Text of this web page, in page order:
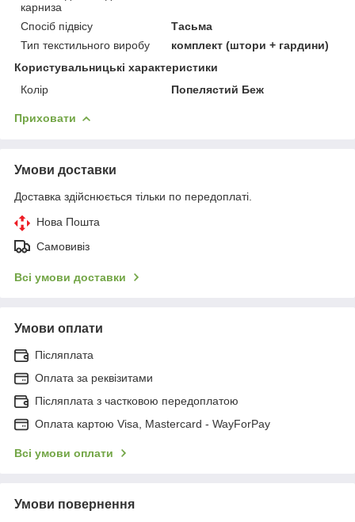
карниза
Спосіб підвісу
Тасьма
Тип текстильного виробу
комплект (штори + гардини)
Користувальницькі характеристики
Колір
Попелястий Беж
Приховати
Умови доставки
Доставка здійснюється тільки по передоплаті.
Нова Пошта
Самовивіз
Всі умови доставки
Умови оплати
Післяплата
Оплата за реквізитами
Післяплата з частковою передоплатою
Оплата картою Visa, Mastercard - WayForPay
Всі умови оплати
Умови повернення